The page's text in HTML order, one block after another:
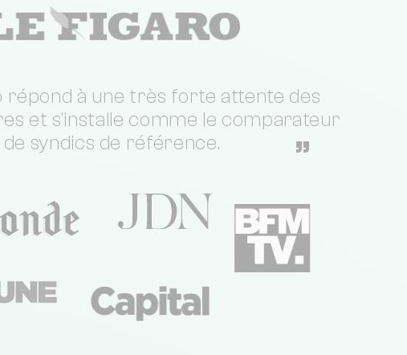
répond à une très forte attente des
et s'installe comme le comparateur
de syndics de référence.
”